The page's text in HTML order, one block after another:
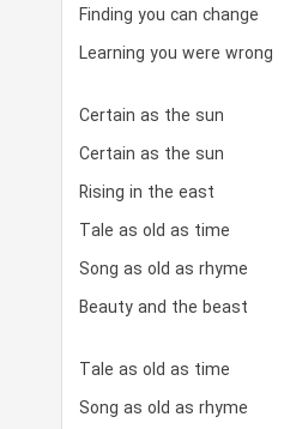
Finding you can change
Learning you were wrong
Certain as the sun
Certain as the sun
Rising in the east
Tale as old as time
Song as old as rhyme
Beauty and the beast
Tale as old as time
Song as old as rhyme